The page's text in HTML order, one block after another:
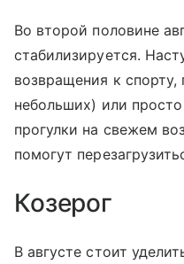
Во второй половине
стабилизируется.
возвращения к
небольших) или
прогулки на свежем
помогут
Козерог
В августе стоит